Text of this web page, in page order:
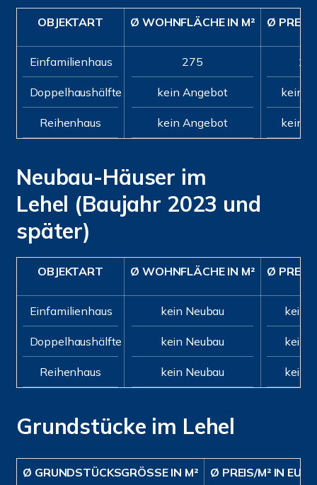
OBJEKTART Ø WOHNFLÄCHE IN M² Ø PREIS/
Einfamilienhaus 275
Doppelhaushälfte kein Angebot kein
Reihenhaus kein Angebot kein
Neubau-Häuser im
Lehel (Baujahr 2023 und
später)
OBJEKTART Ø WOHNFLÄCHE IN M² Ø PREIS/
Einfamilienhaus kein Neubau kein
Doppelhaushälfte kein Neubau kein
Reihenhaus kein Neubau kein
Grundstücke im Lehel
Ø GRUNDSTÜCKSGRÖSSE IN M² Ø PREIS/M² IN EUR